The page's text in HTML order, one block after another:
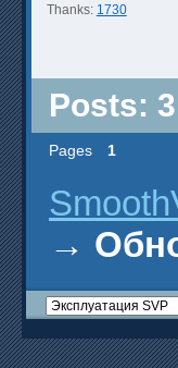
Thanks: 1730
Posts: 3
Pages 1
→